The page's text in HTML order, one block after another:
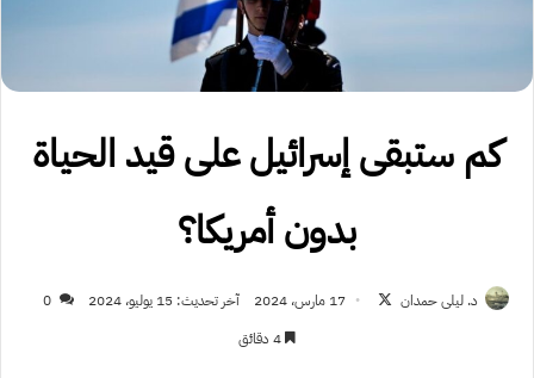
كم ستبقى إسرائيل على قيد الحياة
بدون أمريكا؟
د. ليلى حمدان 17 مارس، 2024 آخر تحديث: 15 يوليو، 2024
0